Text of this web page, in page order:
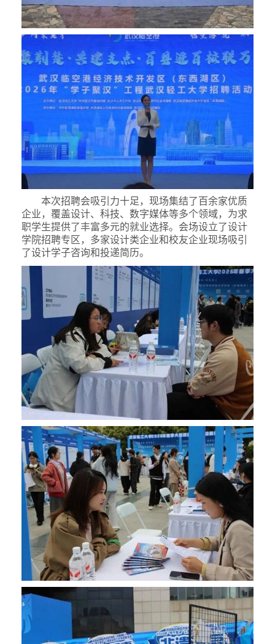
本次招聘会吸引力十足，现场集结了百余家优质
企业，覆盖设计、科技、数字媒体等多个领域，为求
职学生提供了丰富多元的就业选择。会场设立了设计
学院招聘专区，多家设计类企业和校友企业现场吸引
了设计学子咨询和投递简历。